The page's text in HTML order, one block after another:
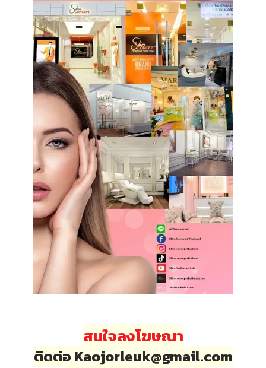
สนใจลงโฆษณา
ติดต่อ Kaojorleuk@gmail.com